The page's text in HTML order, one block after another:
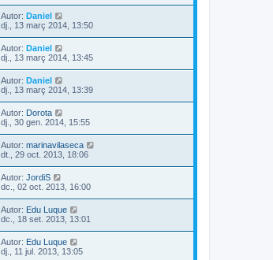
Autor: Daniel
dj., 13 març 2014, 13:50
Autor: Daniel
dj., 13 març 2014, 13:45
Autor: Daniel
dj., 13 març 2014, 13:39
Autor: Dorota
dj., 30 gen. 2014, 15:55
Autor: marinavilaseca
dt., 29 oct. 2013, 18:06
Autor: JordiS
dc., 02 oct. 2013, 16:00
Autor: Edu Luque
dc., 18 set. 2013, 13:01
Autor: Edu Luque
dj., 11 jul. 2013, 13:05